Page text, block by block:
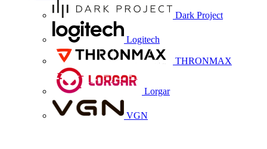
Dark Project
Logitech
THRONMAX
Lorgar
VGN